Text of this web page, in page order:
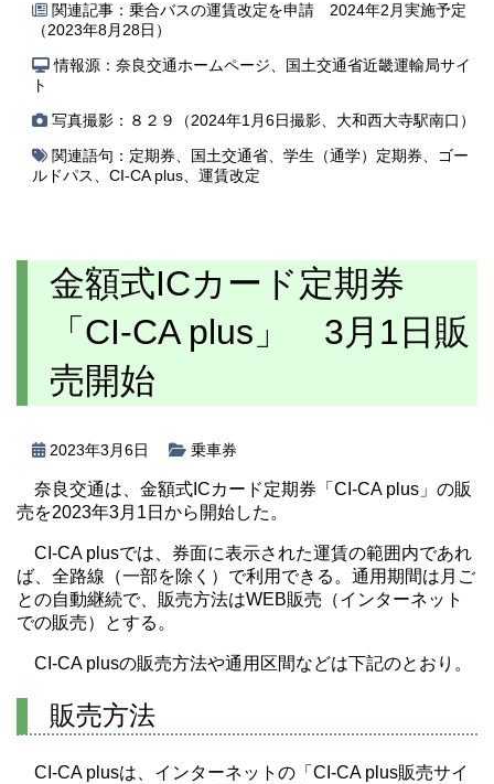
関連記事： 乗合バスの運賃改定を申請 2024年2月実施予定
（2023年8月28日）
情報源：奈良交通ホームページ、国土交通省近畿運輸局サイ
ト
写真撮影：８２９（2024年1月6日撮影、大和西大寺駅南口）
関連語句： 定期券、 国土交通省、 学生（通学）定期券、 ゴー
ルドパス、 CI-CA plus、 運賃改定
金額式ICカード定期券
「CI-CA plus」 3月1日販
売開始
2023年3月6日 乗車券
奈良交通は、金額式ICカード定期券「CI-CA plus」の販
売を2023年3月1日から開始した。
CI-CA plusでは、券面に表示された運賃の範囲内であれ
ば、全路線（一部を除く）で利用できる。通用期間は月ご
との自動継続で、販売方法はWEB販売（インターネット
での販売）とする。
CI-CA plusの販売方法や通用区間などは下記のとおり。
販売方法
CI-CA plusは、インターネットの「CI-CA plus販売サイ